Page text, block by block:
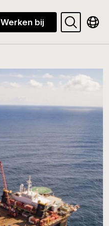
Werken bij Search